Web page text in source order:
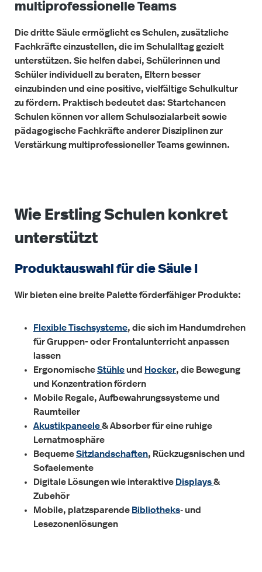
multiprofessionelle Teams
Die dritte Säule ermöglicht es Schulen, zusätzliche
Fachkräfte einzustellen, die im Schulalltag gezielt
unterstützen. Sie helfen dabei, Schülerinnen und
Schüler individuell zu beraten, Eltern besser
einzubinden und eine positive, vielfältige Schulkultur
zu fördern. Praktisch bedeutet das: Startchancen
Schulen können vor allem Schulsozialarbeit sowie
pädagogische Fachkräfte anderer Disziplinen zur
Verstärkung multiprofessioneller Teams gewinnen.
Wie Erstling Schulen konkret
unterstützt
Produktauswahl für die Säule I
Wir bieten eine breite Palette förderfähiger Produkte:
Flexible Tischsysteme, die sich im Handumdrehen
für Gruppen- oder Frontalunterricht anpassen
lassen
ErgonomischeStühleund Hocker, die Bewegung
und Konzentration fördern
Mobile Regale, Aufbewahrungssysteme und
Raumteiler
Akustikpaneele& Absorber für eine ruhige
Lernatmosphäre
BequemeSitzlandschaften, Rückzugsnischen und
Sofaelemente
Digitale Lösungen wie interaktive Displays&
Zubehör
Mobile, platzsparende Bibliotheks‑ und
Lesezonenlösungen